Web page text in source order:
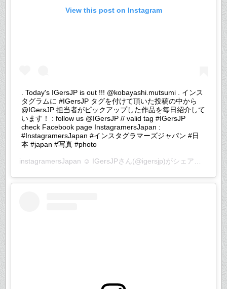
View this post on Instagram
. Today's IGersJP is out !!! @kobayashi.mutsumi . インス
タグラムに #IGersJP タグを付けて頂いた投稿の中から
@IGersJP 担当者がピックアップした作品を毎日紹介して
います！ : follow us @IGersJP // valid tag #IGersJP
check Facebook page InstagramersJapan :
#InstagramersJapan #インスタグラマーズジャパン #日
本 #japan #写真 #photo
instagramersJapan ☺︎ IGersJPさん(@igersjp)がシェアした投稿 –